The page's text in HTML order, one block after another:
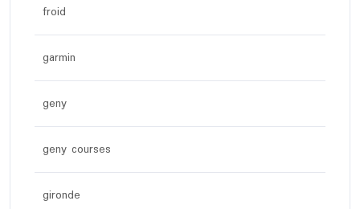
froid
garmin
geny
geny courses
gironde